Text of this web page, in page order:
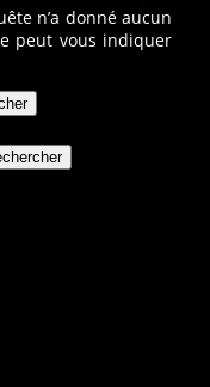
n’a donné aucun
peut vous indiquer